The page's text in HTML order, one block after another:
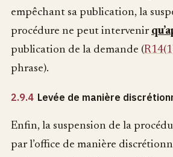
empêchant sa publication, la
procédure ne peut intervenir
publication de la demande (
phrase).
2.9.4 Levée de manière
Enfin, la suspension de la
par l’office de manière